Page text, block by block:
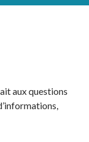
aux questions